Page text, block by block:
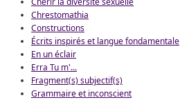
Chrestomathia
Constructions
Écrits inspirés et langue fondamentale
En un éclair
Erra Tu m'...
Fragment(s) subjectif(s)
Grammaire et inconscient